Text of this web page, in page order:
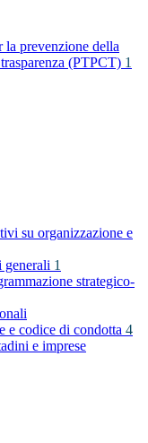
la prevenzione della
(PTPCT) 1
su organizzazione e
1
strategico-
e codice di condotta 4
e imprese